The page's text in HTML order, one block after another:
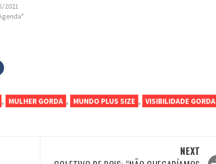
2021
, MULHER GORDA , MUNDO PLUS SIZE , VISIBILIDADE GORDA
NEXT